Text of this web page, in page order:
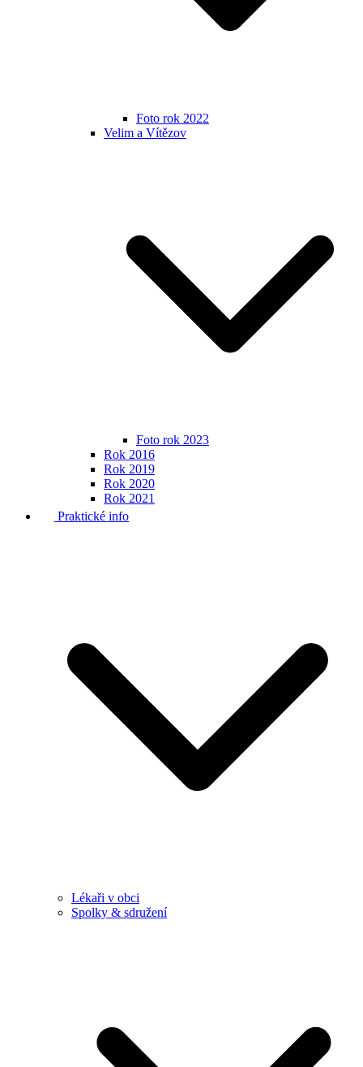
Foto rok 2022
Velim a Vítězov
Foto rok 2023
Rok 2016
Rok 2019
Rok 2020
Rok 2021
Praktické info
Lékaři v obci
Spolky & sdružení